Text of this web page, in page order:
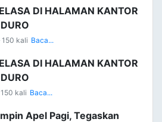
DI HALAMAN KANTOR
150 kali Baca...
DI HALAMAN KANTOR
150 kali Baca...
Apel Pagi, Tegaskan